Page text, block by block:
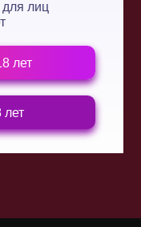
лиц
лет
лет
обмена и возврата